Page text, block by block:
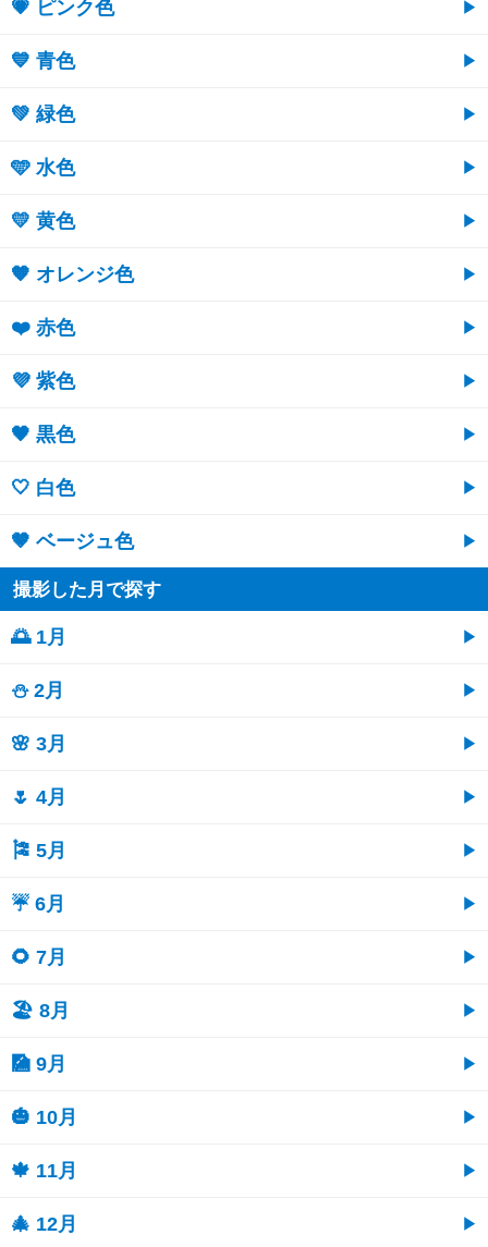
💗 ピンク色
💙 青色
💚 緑色
🩵 水色
💛 黄色
🧡 オレンジ色
❤️ 赤色
💜 紫色
🖤 黒色
🤍 白色
🤎 ベージュ色
撮影した月で探す
🌅 1月
⛄ 2月
🌸 3月
🌷 4月
🎏 5月
☔ 6月
🌻 7月
🏖 8月
🎑 9月
🎃 10月
🍁 11月
🎄 12月